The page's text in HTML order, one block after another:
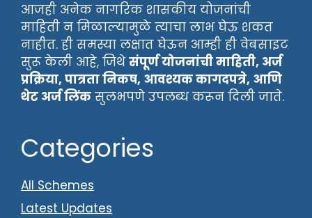
आजही अनेक नागरिक शासकीय योजनांची
माहिती न मिळाल्यामुळे त्याचा लाभ घेऊ शकत
नाहीत. ही समस्या लक्षात घेऊन आम्ही ही वेबसाइट
सुरू केली आहे, जिथेसंपूर्ण योजनांची माहिती, अर्ज
प्रक्रिया, पात्रता निकष, आवश्यक कागदपत्रे, आणि
थेट अर्ज लिंक सुलभपणे उपलब्ध करून दिली जाते.
Categories
All Schemes
Latest Updates